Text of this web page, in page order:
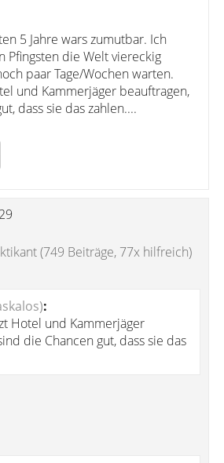
5 Jahre wars zumutbar. Ich
Pfingsten die Welt viereckig
paar Tage/Wochen warten.
und Kammerjäger beauftragen,
dass sie das zahlen....
(749 Beiträge, 77x hilfreich)
:
Hotel und Kammerjäger
die Chancen gut, dass sie das